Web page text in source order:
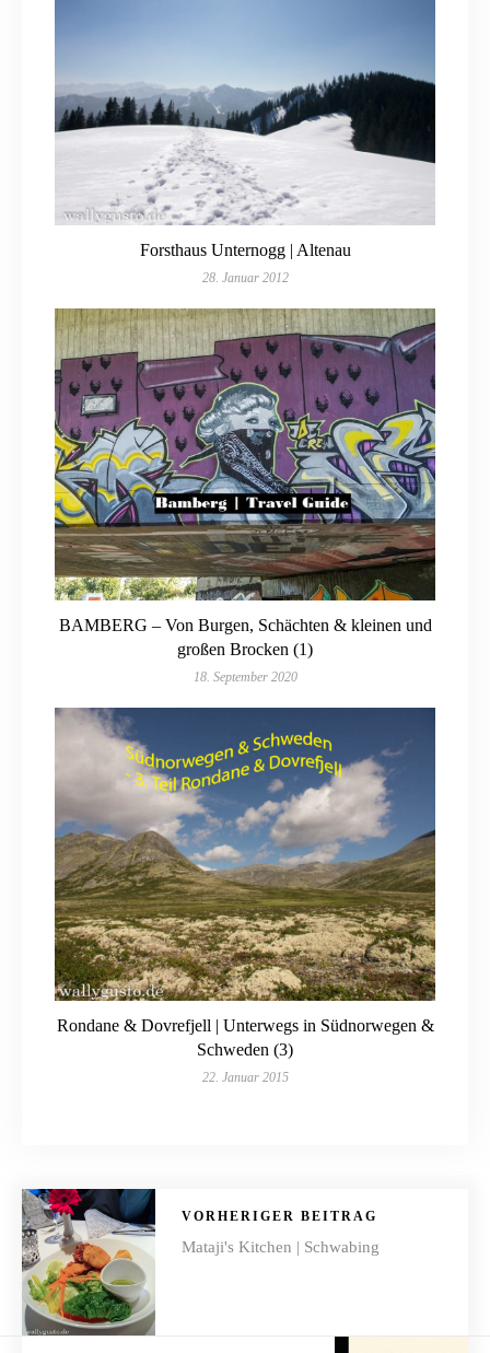
Forsthaus Unternogg | Altenau
28. Januar 2012
BAMBERG – Von Burgen, Schächten & kleinen und
großen Brocken (1)
18. September 2020
Rondane & Dovrefjell | Unterwegs in Südnorwegen &
Schweden (3)
22. Januar 2015
VORHERIGER BEITRAG
Mataji's Kitchen | Schwabing